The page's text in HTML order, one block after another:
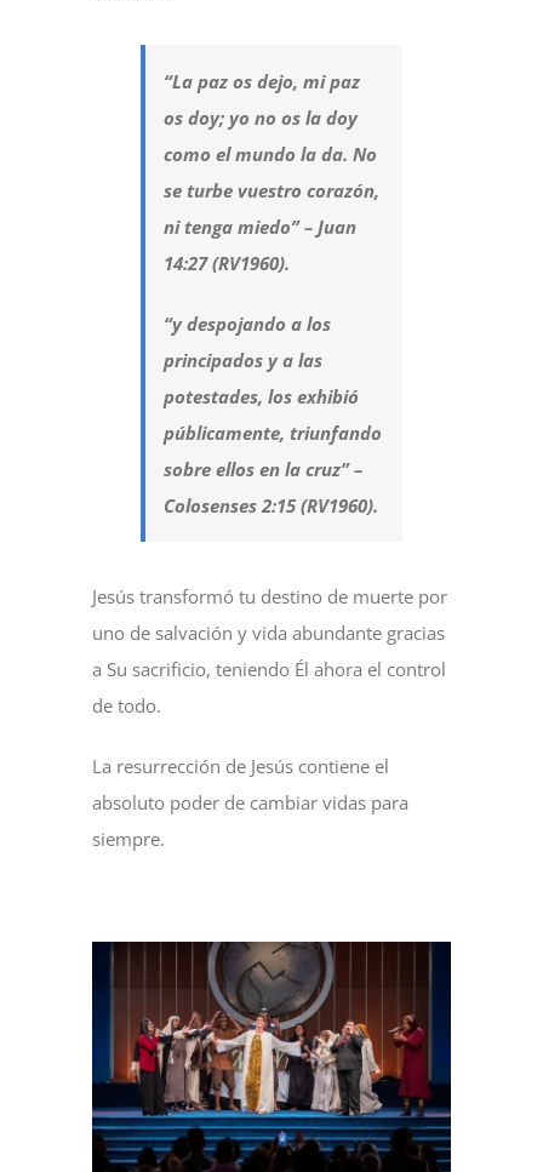
“La paz os dejo, mi paz
os doy; yo no os la doy
como el mundo la da. No
se turbe vuestro corazón,
ni tenga miedo” – Juan
14:27 (RV1960).
“y despojando a los
principados y a las
potestades, los exhibió
públicamente, triunfando
sobre ellos en la cruz” –
Colosenses 2:15 (RV1960).
Jesús transformó tu destino de muerte por
uno de salvación y vida abundante gracias
a Su sacrificio, teniendo Él ahora el control
de todo.
La resurrección de Jesús contiene el
absoluto poder de cambiar vidas para
siempre.